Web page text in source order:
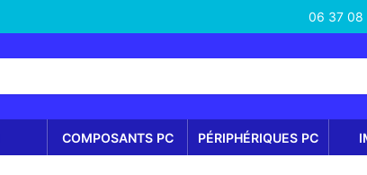
06 37 08
COMPOSANTS PC PÉRIPHÉRIQUES PC